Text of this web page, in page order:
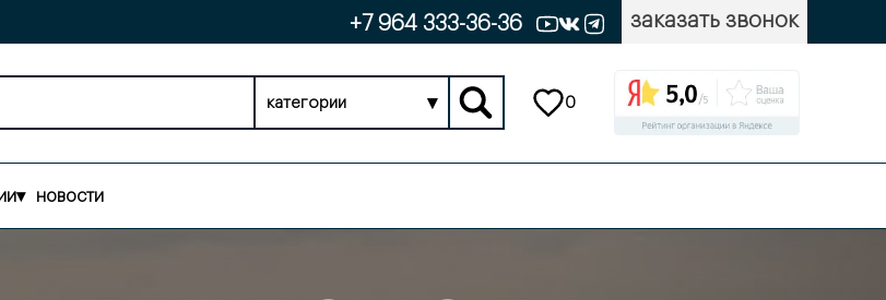
+7 964 333-36-36 заказать звонок
категории ▾ 0
▾ новости